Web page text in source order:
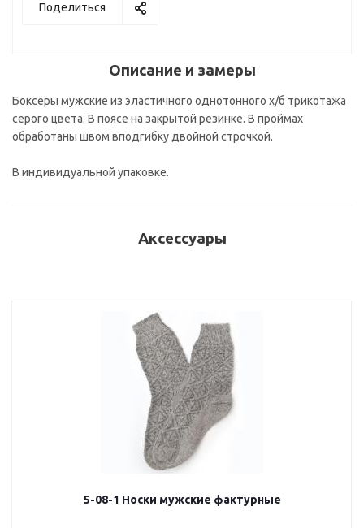
Поделиться
Описание и замеры
Боксеры мужские из эластичного однотонного х/б трикотажа
серого цвета. В поясе на закрытой резинке. В проймах
обработаны швом вподгибку двойной строчкой.
В индивидуальной упаковке.
Аксессуары
5-08-1 Носки мужские фактурные